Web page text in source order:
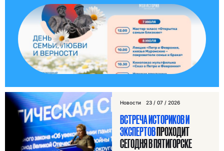
Новости 23 / 07 / 2026
ВСТРЕЧА ИСТОРИКОВ И
ЭКСПЕРТОВПРОХОДИТ
СЕГОДНЯ В ПЯТИГОРСКЕ